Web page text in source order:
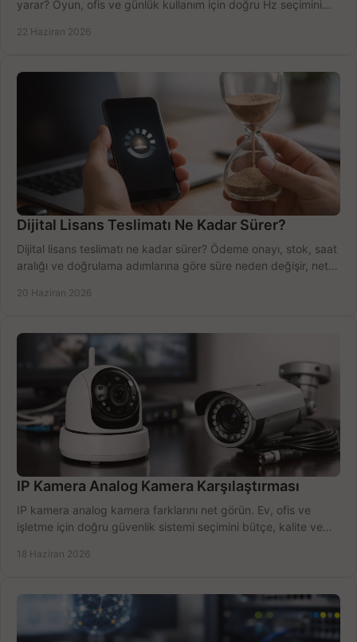
yarar? Oyun, ofis ve günlük kullanım için doğru Hz seçimini
22 Haziran 2026
Dijital Lisans Teslimatı Ne Kadar Sürer?
Dijital lisans teslimatı ne kadar sürer? Ödeme onayı, stok, saat
aralığı ve doğrulama adımlarına göre süre neden değişir, net
20 Haziran 2026
IP Kamera Analog Kamera Karşılaştırması
IP kamera analog kamera farklarını net görün. Ev, ofis ve
işletme için doğru güvenlik sistemi seçimini bütçe, kalite ve
18 Haziran 2026